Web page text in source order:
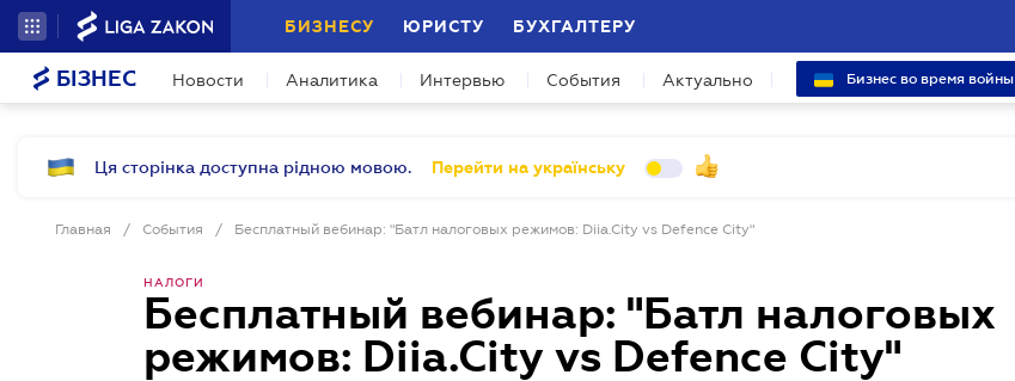
БИЗНЕСУ ЮРИСТУ БУХГАЛТЕРУ
БІЗНЕС Новости Аналитика Интервью События Актуально Бизнес во время войны
Ця сторінка доступна рідною мовою. Перейти на українську
Главная / События / Бесплатный вебинар: "Батл налоговых режимов: Diia.City vs Defence City"
НАЛОГИ
Бесплатный вебинар: "Батл налоговых
режимов: Diia.City vs Defence City"